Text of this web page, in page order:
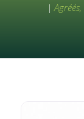
|Agréés,